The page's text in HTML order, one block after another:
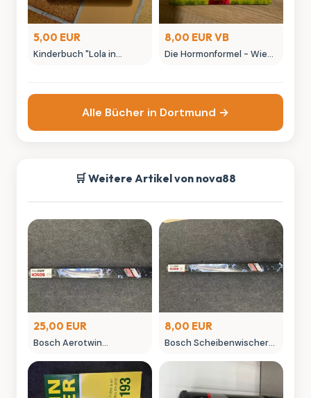
5,00 EUR
Kinderbuch "Lola in
8,00 EUR VB
Die Hormonformel - Wie
Alle Bücher in Dortmund →
🛒 Weitere Artikel von nova88
25,00 EUR
Bosch Aerotwin
neuwertig in OVP
8,00 EUR
Bosch Scheibenwischer
gebraucht